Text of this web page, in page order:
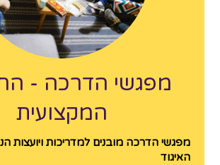
מפגשי הדרכה -
המקצועית
מפגשי הדרכה מובנים למדריכות ויועצות
האיגוד